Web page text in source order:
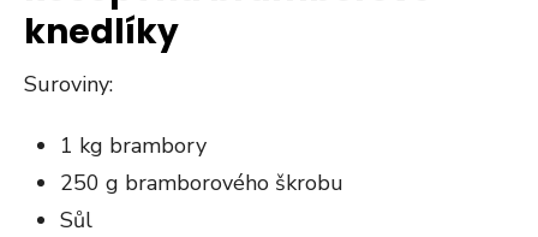
knedlíky
Suroviny:
1 kg brambory
250 g bramborového škrobu
Sůl